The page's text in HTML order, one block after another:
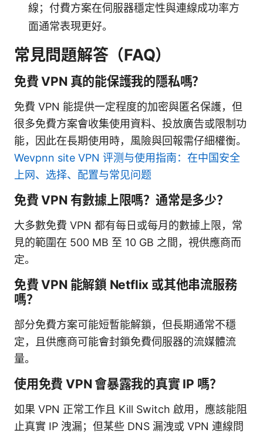
線；付費方案在伺服器穩定性與連線成功率方
面通常表現更好。
常見問題解答（FAQ）
免費 VPN 真的能保護我的隱私嗎？
免費 VPN 能提供一定程度的加密與匿名保護，但
很多免費方案會收集使用資料、投放廣告或限制功
能，因此在長期使用時，風險與回報需仔細權衡。
Wevpnn site VPN 评测与使用指南：在中国安全
上网、选择、配置与常见问题
免費 VPN 有數據上限嗎？通常是多少？
大多數免費 VPN 都有每日或每月的數據上限，常
見的範圍在 500 MB 至 10 GB 之間，視供應商而
定。
免費 VPN 能解鎖 Netflix 或其他串流服務
嗎？
部分免費方案可能短暫能解鎖，但長期通常不穩
定，且供應商可能會封鎖免費伺服器的流媒體流
量。
使用免費 VPN 會暴露我的真實 IP 嗎？
如果 VPN 正常工作且 Kill Switch 啟用，應該能阻
止真實 IP 洩漏；但某些 DNS 漏洩或 VPN 連線問